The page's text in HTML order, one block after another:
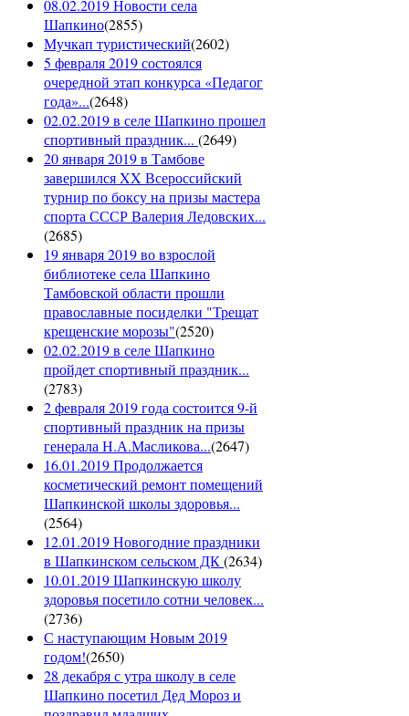
08.02.2019 Новости села
Шапкино(2855)
Мучкап туристический(2602)
5 февраля 2019 состоялся
очередной этап конкурса «Педагог
года»...(2648)
02.02.2019 в селе Шапкино прошел
спортивный праздник... (2649)
20 января 2019 в Тамбове
завершился XX Всероссийский
турнир по боксу на призы мастера
спорта СССР Валерия Ледовских...
(2685)
19 января 2019 во взрослой
библиотеке села Шапкино
Тамбовской области прошли
православные посиделки "Трещат
крещенские морозы"(2520)
02.02.2019 в селе Шапкино
пройдет спортивный праздник...
(2783)
2 февраля 2019 года состоится 9-й
спортивный праздник на призы
генерала Н.А.Масликова...(2647)
16.01.2019 Продолжается
косметический ремонт помещений
Шапкинской школы здоровья...
(2564)
12.01.2019 Новогодние праздники
в Шапкинском сельском ДК(2634)
10.01.2019 Шапкинскую школу
здоровья посетило сотни человек...
(2736)
С наступающим Новым 2019
годом!(2650)
28 декабря с утра школу в селе
Шапкино посетил Дед Мороз и